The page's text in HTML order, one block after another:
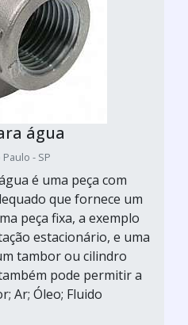
água
Paulo - SP
é uma peça com
que fornece um
peça fixa, a exemplo
estacionário, e uma
tambor ou cilindro
pode permitir a
Ar; Óleo; Fluido